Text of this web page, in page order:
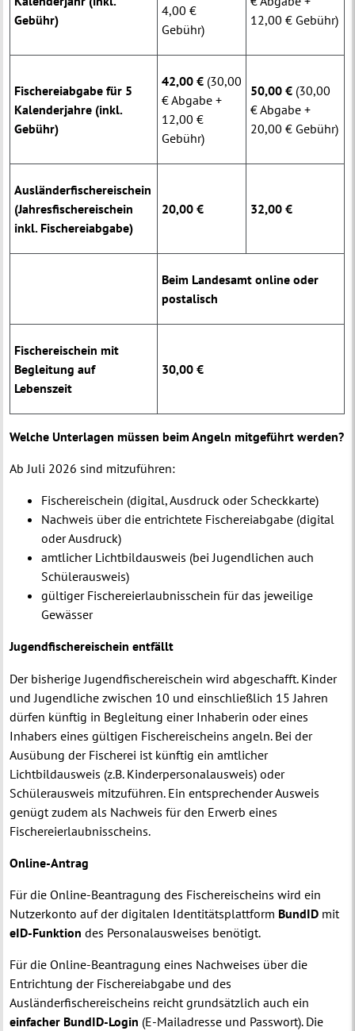
Gebühr)
4,00 €
Gebühr)
12,00 € Gebühr)
Fischereiabgabe für 5
Kalenderjahre (inkl.
Gebühr)
42,00 € (30,00
€ Abgabe +
12,00 €
Gebühr)
50,00 € (30,00
€ Abgabe +
20,00 € Gebühr)
Ausländerfischereischein
(Jahresfischereischein
inkl. Fischereiabgabe)
20,00 € 32,00 €
Beim Landesamt online oder
postalisch
Fischereischein mit
Begleitung auf
Lebenszeit
30,00 €
Welche Unterlagen müssen beim Angeln mitgeführt werden?
Ab Juli 2026 sind mitzuführen:
Fischereischein (digital, Ausdruck oder Scheckkarte)
Nachweis über die entrichtete Fischereiabgabe (digital
oder Ausdruck)
amtlicher Lichtbildausweis (bei Jugendlichen auch
Schülerausweis)
gültiger Fischereierlaubnisschein für das jeweilige
Gewässer
Jugendfischereischein entfällt
Der bisherige Jugendfischereischein wird abgeschafft. Kinder
und Jugendliche zwischen 10 und einschließlich 15 Jahren
dürfen künftig in Begleitung einer Inhaberin oder eines
Inhabers eines gültigen Fischereischeins angeln. Bei der
Ausübung der Fischerei ist künftig ein amtlicher
Lichtbildausweis (z.B. Kinderpersonalausweis) oder
Schülerausweis mitzuführen. Ein entsprechender Ausweis
genügt zudem als Nachweis für den Erwerb eines
Fischereierlaubnisscheins.
Online-Antrag
Für die Online-Beantragung des Fischereischeins wird ein
Nutzerkonto auf der digitalen Identitätsplattform BundID mit
eID-Funktion des Personalausweises benötigt.
Für die Online-Beantragung eines Nachweises über die
Entrichtung der Fischereiabgabe und des
Ausländerfischereischeins reicht grundsätzlich auch ein
einfacher BundID-Login (E-Mailadresse und Passwort). Die